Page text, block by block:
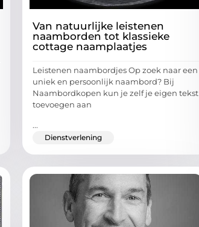
Van natuurlijke leistenen
naamborden tot klassieke
cottage naamplaatjes
Leistenen naambordjes Op zoek naar een
uniek en persoonlijk naambord? Bij
Naambordkopen kun je zelf je eigen tekst
toevoegen aan
...
Dienstverlening